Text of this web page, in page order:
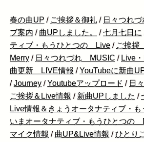
春の曲UP / ご挨拶＆御礼 / 日々つれづ
ブ案内 / 曲UPしました。 /七月七日に
ティブ・もうひとつの Live / ご挨
Merry / 日々つれづれ MUSIC / Live
曲更新 LIVE情報 /YouTubeに新曲
/Journey /Youtubeアップロード / 日
ご挨拶＆Live情報 / 新曲UPしました /
Live情報＆きょうオータナティブ・
いまオータナティブ・もうひとつの
マイク情報 / 曲UP&Live情報 /ひとり